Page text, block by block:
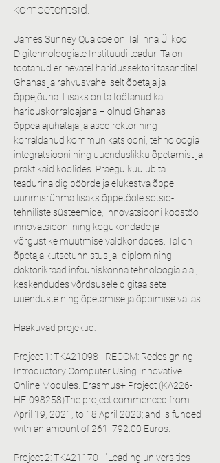
kompetentsid.
James Sunney Quaicoe on Tallinna Ülikooli
Digitehnoloogiate Instituudi teadur. Ta on
töötanud erinevatel haridussektori tasanditel
Ghanas ja rahvusvaheliselt õpetaja ja
õppejõuna. Lisaks on ta töötanud ka
hariduskorraldajana – olnud Ghanas
õppealajuhataja ja asedirektor ning
korraldanud kommunikatsiooni, tehnoloogia
integratsiooni ning uuenduslikku õpetamist ja
praktikaid koolides. Praegu kuulub ta
teadurina digipöörde ja elukestva õppe
uurimisrühma lisaks õppetööle sotsio-
tehniliste süsteemide, innovatsiooni koostöö
innovatsiooni ning kogukondade ja
võrgustike muutmise valdkondades. Tal on
õpetaja kutsetunnistus ja -diplom ning
doktorikraad infoühiskonna tehnoloogia alal,
keskendudes võrdsusele digitaalsete
uuenduste ning õpetamise ja õppimise vallas.
Haakuvad projektid:
Project 1: TKA21098 - RECOM: Redesigning
Introductory Computer Using Innovative
Online Modules. Erasmus+ Project (KA226-
HE-098258)The project commenced from
April 19, 2021, to 18 April 2023; and is funded
with an amount of 261, 792.00 Euros.
Project 2: TKA21170 - "Leading universities -